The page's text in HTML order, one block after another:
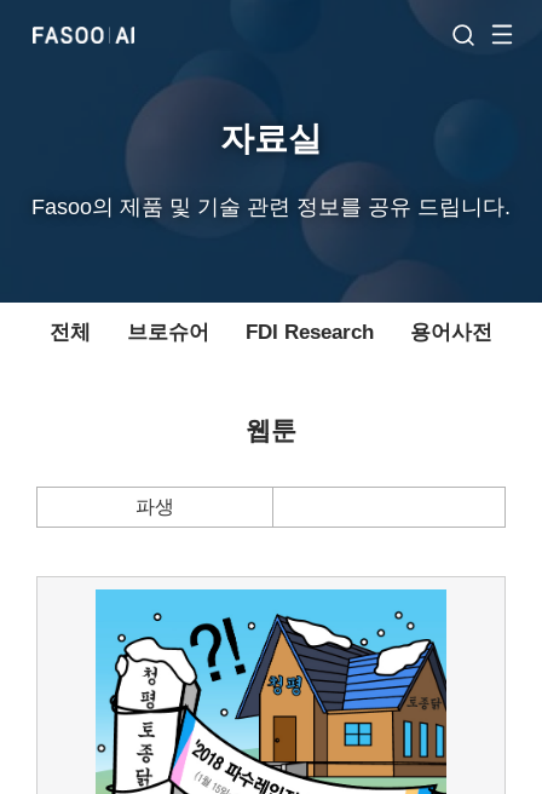
자료실
Fasoo의 제품 및 기술 관련 정보를 공유 드립니다.
전체 브로슈어 FDI Research 용어사전
웹툰
파생